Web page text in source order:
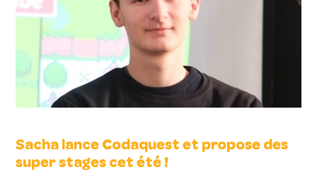
Sacha lance Codaquest et propose des
super stages cet été !